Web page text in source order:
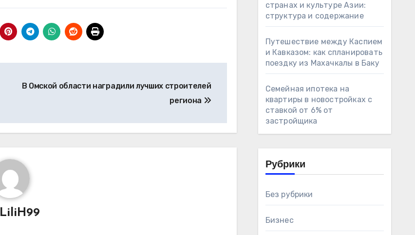
В Омской области наградили лучших строителей
региона
LiliH99
странах и культуре Азии:
структура и содержание
Путешествие между Каспием
и Кавказом: как спланировать
поездку из Махачкалы в Баку
Семейная ипотека на
квартиры в новостройках с
ставкой от 6% от
застройщика
Рубрики
Без рубрики
Бизнес